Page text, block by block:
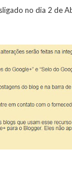
no dia 2 de